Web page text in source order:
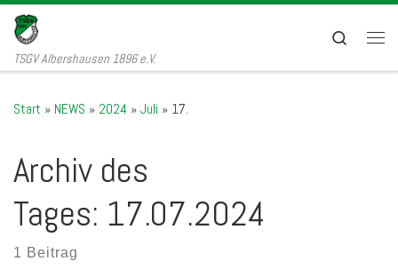
Zum Inhalt springen
TSGV Albershausen 1896 e.V.
Search
Start » NEWS » 2024 » Juli » 17.
Archiv des
Tages: 17.07.2024
1 Beitrag